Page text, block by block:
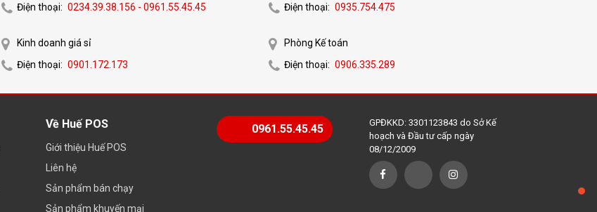
Điện thoại: 0234.39.38.156 - 0961.55.45.45
Kinh doanh giá sỉ
Điện thoại: 0901.172.173
Điện thoại: 0935.754.475
Phòng Kế toán
Điện thoại: 0906.335.289
Về Huế POS
Giới thiệu Huế POS
Liên hệ
Sản phẩm bán chạy
Sản phẩm khuyến mại
0961.55.45.45
GPĐKKD: 3301123843 do Sở Kế
hoạch và Đầu tư cấp ngày
08/12/2009